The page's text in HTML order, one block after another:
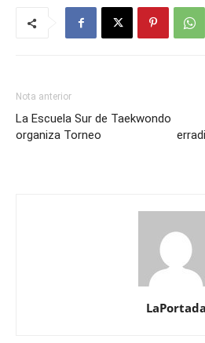
Nota anterior
La Escuela Sur de Taekwondo
organiza Torneo
LaPortada